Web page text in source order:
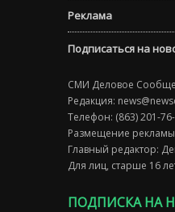
Реклама
Подписаться на
СМИ Деловое
Редакция:
Телефон: (863) 201-
Размещение
Главный редактор:
Для лиц, старше 16
ПОДПИСКА НА